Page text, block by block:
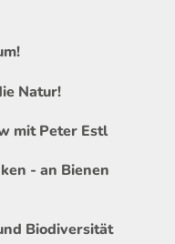
Natur!
mit Peter Estl
- an Bienen
Biodiversität